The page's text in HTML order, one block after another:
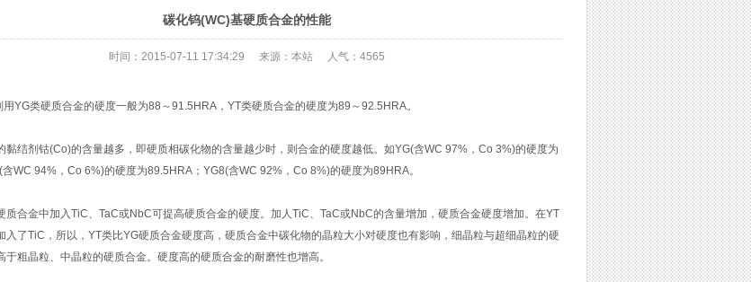
碳化钨(WC)基硬质合金的性能
时间：2015-07-11 17:34:29 来源：本站 人气：4565
YG类硬质合金的硬度一般为88～91.5HRA，YT类硬质合金的硬度为89～92.5HRA。
结剂钴(Co)的含量越多，即硬质相碳化物的含量越少时，则合金的硬度越低。如YG(含WC 97%，Co 3%)的硬度为
WC 94%，Co 6%)的硬度为89.5HRA；YG8(含WC 92%，Co 8%)的硬度为89HRA。
合金中加入TiC、TaC或NbC可提高硬质合金的硬度。加人TiC、TaC或NbC的含量增加，硬质合金硬度增加。在YT
入了TiC，所以，YT类比YG硬质合金硬度高，硬质合金中碳化物的晶粒大小对硬度也有影响，细晶粒与超细晶粒的硬
于粗晶粒、中晶粒的硬质合金。硬度高的硬质合金的耐磨性也增高。